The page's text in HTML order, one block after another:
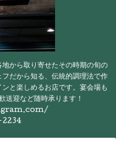
から取り寄せたその時期の旬の
だから知る、伝統的調理法で作
と楽しめるお店です。宴会場も
送迎など随時承ります！